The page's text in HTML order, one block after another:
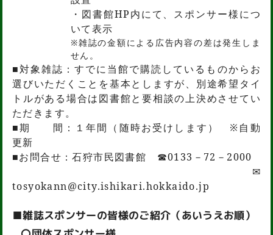
・図書館HP内にて、スポンサー様につ
いて表示
※雑誌の金額による広告内容の差は発生しま
せん。
■対象雑誌：すでに当館で購読しているものからお
選びいただくことを基本としますが、別途希望タイ
トルがある場合は図書館と要相談の上決めさせてい
ただきます。
■期 間：１年間（随時お受けします） ※自動
更新
■お問合せ：石狩市民図書館 ☎0133－72－2000
✉
tosyokann@city.ishikari.hokkaido.jp
■雑誌スポンサーの皆様のご紹介（あいうえお順）